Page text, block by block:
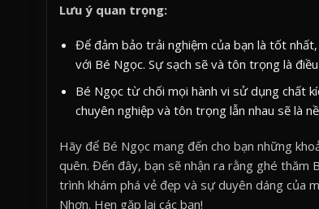
Lưu ý quan trọng:
Để đảm bảo trải nghiệm của bạn là tốt
với Bé Ngọc. Sự sạch sẽ và tôn trọng là
Bé Ngọc từ chối mọi hành vi sử dụng chất
chuyên nghiệp và tôn trọng lẫn nhau sẽ là
Hãy để Bé Ngọc mang đến cho bạn những
quên. Đến đây, bạn sẽ nhận ra rằng ghé thăm
trình khám phá vẻ đẹp và sự duyên dáng của
Nhơn. Hẹn gặp lại các bạn!